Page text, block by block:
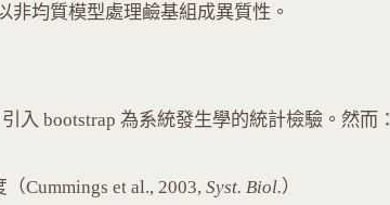
非均質模型處理鹼基組成異質性。
入 bootstrap 為系統發生學的統計檢驗。然而：
Cummings et al., 2003, Syst. Biol.）